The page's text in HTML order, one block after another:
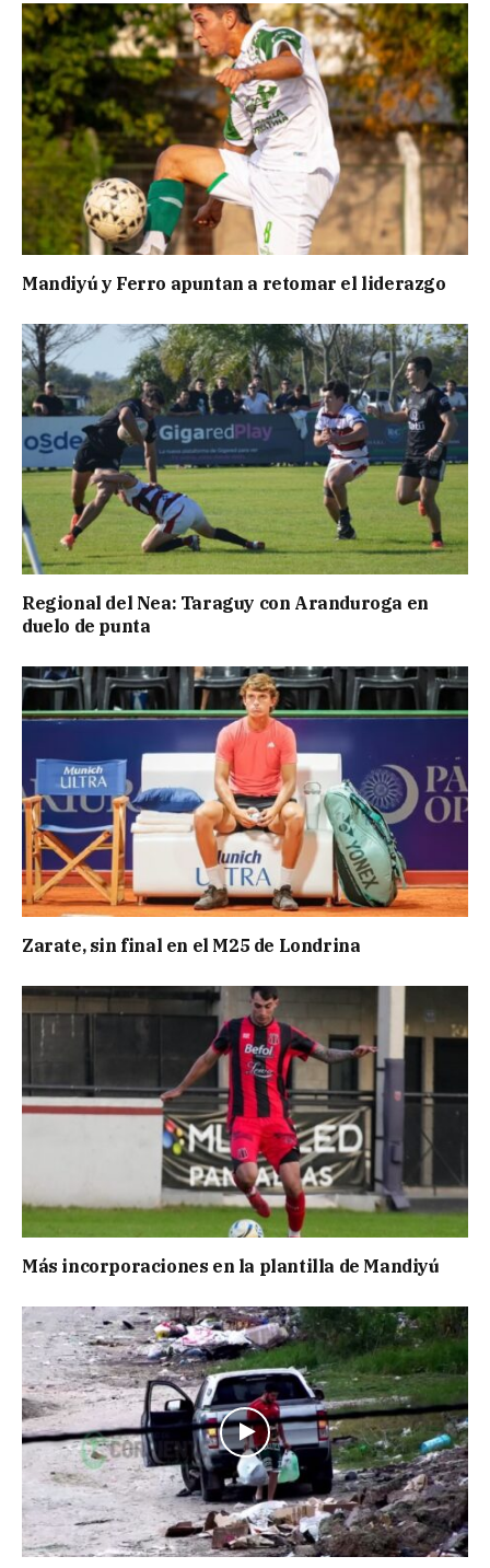
Mandiyú y Ferro apuntan a retomar el liderazgo
Regional del Nea: Taraguy con Aranduroga en
duelo de punta
Zarate, sin final en el M25 de Londrina
Más incorporaciones en la plantilla de Mandiyú